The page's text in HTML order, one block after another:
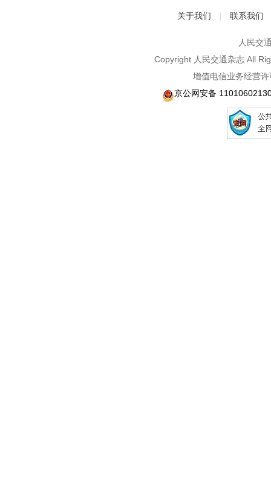
关于我们 联系我们
人民交
Copyright 人民交通杂志 All
增值电信业务经营
京公网安备